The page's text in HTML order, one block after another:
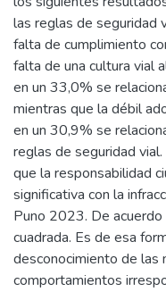
las reglas de seguridad
falta de cumplimiento
falta de una cultura vial
en un 33,0% se
mientras que la débil
en un 30,9% se
reglas de seguridad
que la responsabilidad
significativa con la
Puno 2023. De
cuadrada. Es de esa
desconocimiento de las
comportamientos